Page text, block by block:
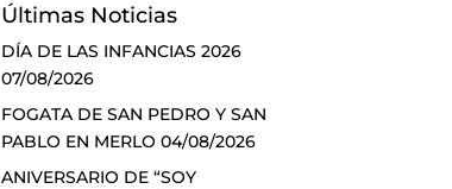
Últimas Noticias
DÍA DE LAS INFANCIAS 2026
07/08/2026
FOGATA DE SAN PEDRO Y SAN
PABLO EN MERLO 04/08/2026
ANIVERSARIO DE “SOY